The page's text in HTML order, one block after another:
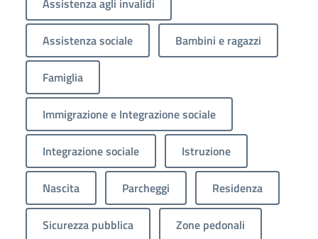
Assistenza sociale Bambini e ragazzi
Famiglia
Immigrazione e Integrazione sociale
Integrazione sociale Istruzione
Nascita Parcheggi Residenza
Sicurezza pubblica Zone pedonali